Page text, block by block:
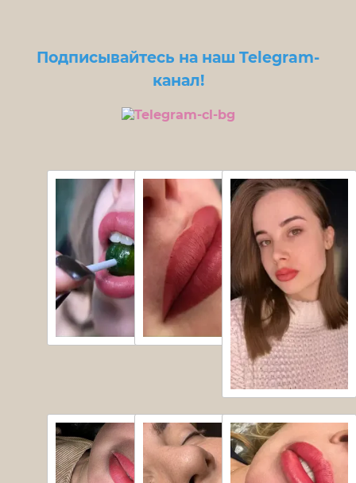
Подписывайтесь на наш Telegram-
канал!